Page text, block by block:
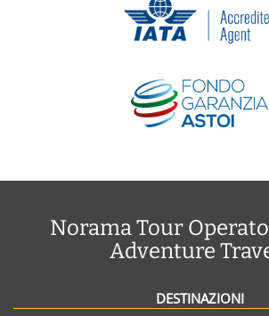
Norama Tour
Adventure
DESTINAZIONI